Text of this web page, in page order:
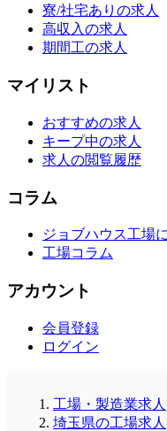
寮/社宅ありの求人
高収入の求人
期間工の求人
マイリスト
おすすめの求人
キープ中の求人
求人の閲覧履歴
コラム
ジョブハウス工場
工場コラム
アカウント
会員登録
ログイン
工場・製造業求人
埼玉県の工場求人